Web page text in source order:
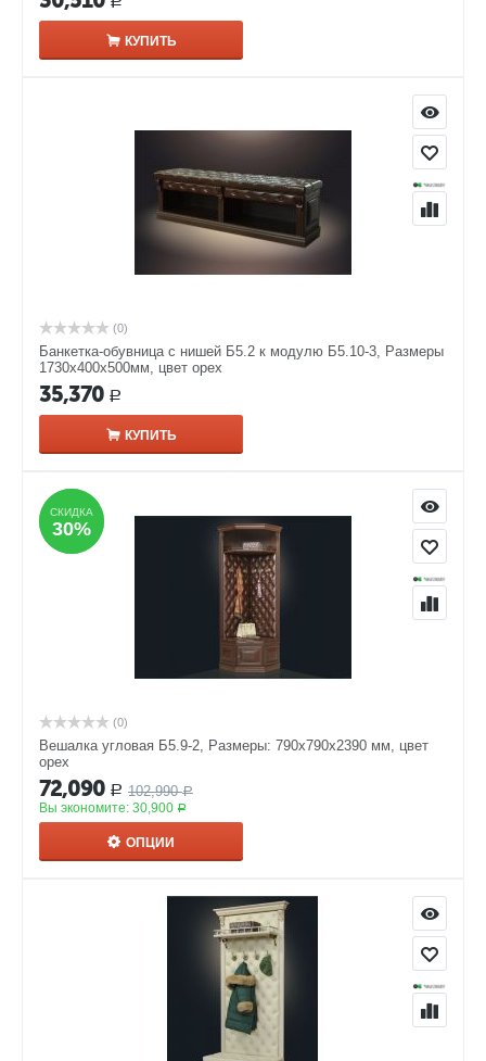
КУПИТЬ
(0)
Банкетка-обувница с нишей Б5.2 к модулю Б5.10-3, Размеры
1730х400х500мм, цвет орех
35,370 Р
КУПИТЬ
СКИДКА
30%
СКИДКА
30%
(0)
Вешалка угловая Б5.9-2, Размеры: 790х790х2390 мм, цвет
орех
72,090 Р 102,990 Р
Вы экономите: 30,900 Р
ОПЦИИ